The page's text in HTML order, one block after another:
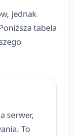
jednak
tabela
serwer,
To